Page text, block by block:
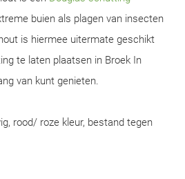
buien als plagen van insecten
is hiermee uitermate geschikt
te laten plaatsen in Broek In
van kunt genieten.
rood/ roze kleur, bestand tegen